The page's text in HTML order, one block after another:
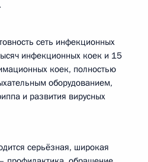
сеть инфекционных
инфекционных коек и 15
коек, полностью
оборудованием,
и развития вирусных
серьёзная, широкая